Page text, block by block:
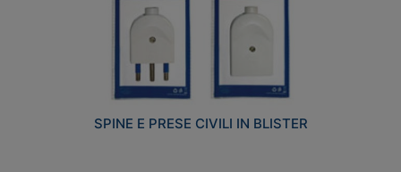
SPINE E PRESE CIVILI IN BLISTER